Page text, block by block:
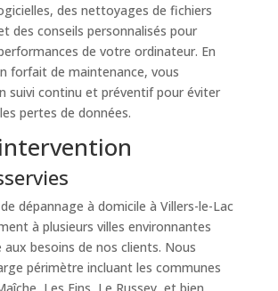
des nettoyages de fichiers
des conseils personnalisés pour
de votre ordinateur. En
forfait de maintenance, vous
suivi continu et préventif pour éviter
pertes de données.
dépannage à domicile à Villers-le-Lac
à plusieurs villes environnantes
besoins de nos clients. Nous
périmètre incluant les communes